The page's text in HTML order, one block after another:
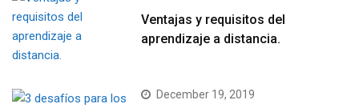
Ventajas y requisitos del
aprendizaje a distancia.
December 19, 2019